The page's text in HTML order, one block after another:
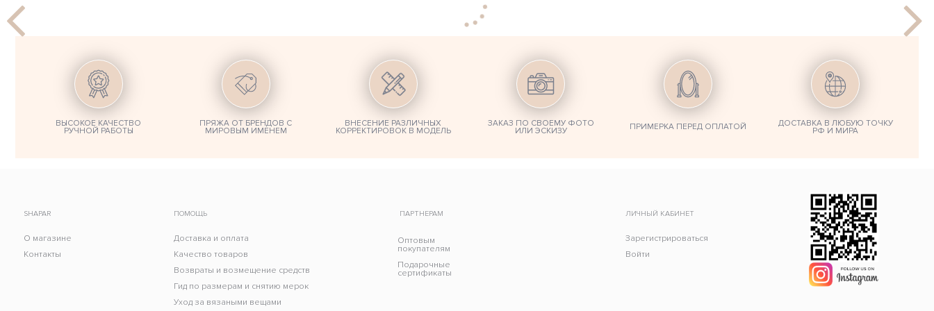
ВЫСОКОЕ КАЧЕСТВО
РУЧНОЙ РАБОТЫ
ПРЯЖА ОТ БРЕНДОВ С
МИРОВЫМ ИМЕНЕМ
ВНЕСЕНИЕ РАЗЛИЧНЫХ
КОРРЕКТИРОВОК В МОДЕЛЬ
ЗАКАЗ ПО СВОЕМУ ФОТО
ИЛИ ЭСКИЗУ ПРИМЕРКА ПЕРЕД ОПЛАТОЙ ДОСТАВКА В ЛЮБУЮ ТОЧКУ
РФ И МИРА
SHAPAR
О магазине
Контакты
ПОМОЩЬ
Доставка и оплата
Качество товаров
Возвраты и возмещение средств
Гид по размерам и снятию мерок
Уход за вязаными вещами
ПАРТНЕРАМ
Оптовым
покупателям
Подарочные
сертификаты
ЛИЧНЫЙ КАБИНЕТ
Зарегистрироваться
Войти